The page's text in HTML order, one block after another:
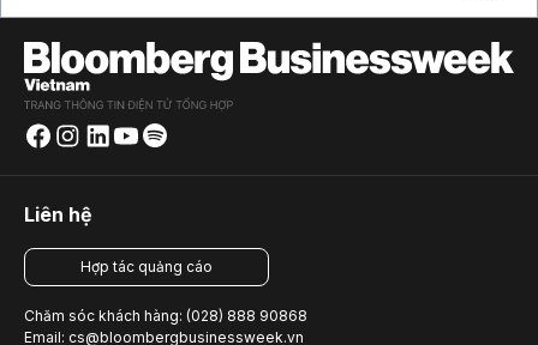
Liên hệ
Hợp tác quảng cáo
Chăm sóc khách hàng: (028) 888 90868
Email: cs@bloombergbusinessweek.vn